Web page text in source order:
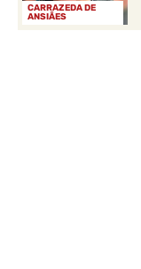
CARRAZEDA DE
ANSIÃES